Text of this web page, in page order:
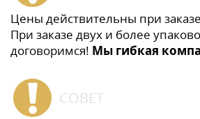
Цены действительны при
При заказе двух и более
договоримся! Мы гибкая
СОВЕТ